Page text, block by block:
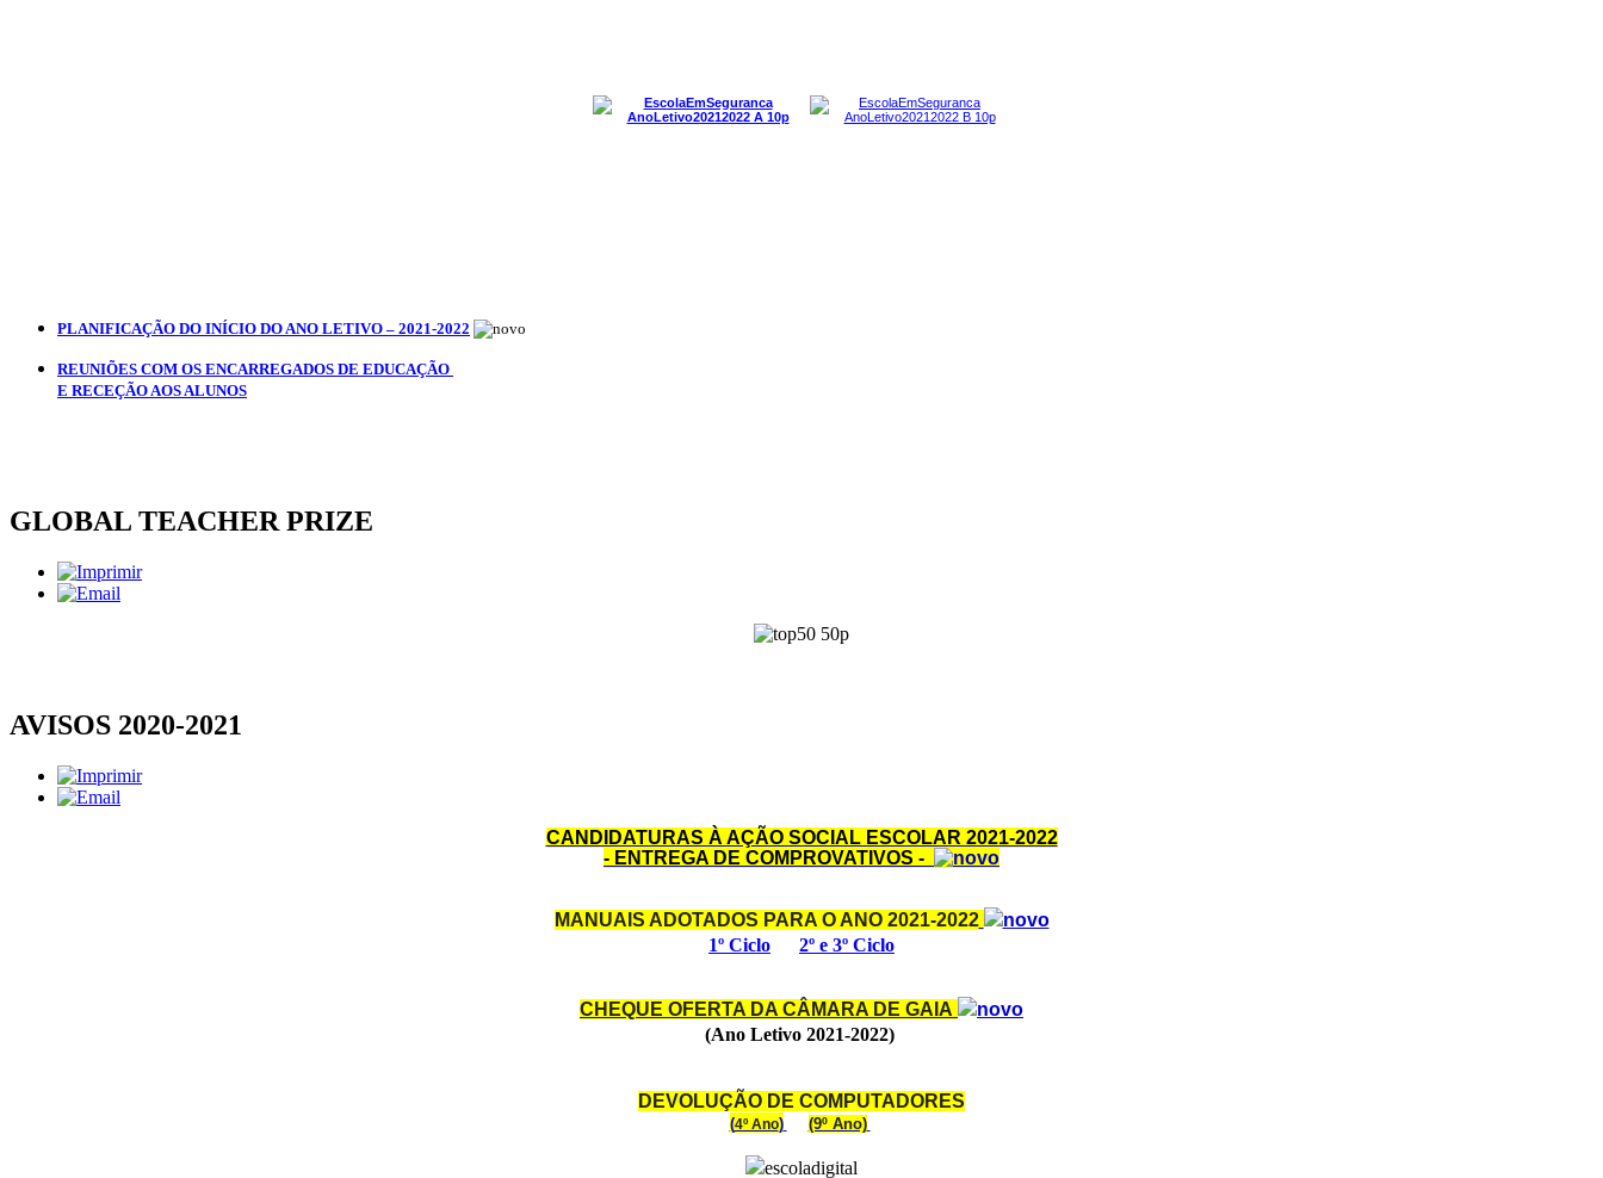
PLANIFICAÇÃO DO INÍCIO DO ANO LETIVO – 2021-2022
REUNIÕES COM OS ENCARREGADOS DE EDUCAÇÃO
E RECEÇÃO AOS ALUNOS
GLOBAL TEACHER PRIZE
AVISOS 2020-2021
CANDIDATURAS À AÇÃO SOCIAL ESCOLAR 2021-2022
- ENTREGA DE COMPROVATIVOS -
MANUAIS ADOTADOS PARA O ANO 2021-2022
1º Ciclo
2º e 3º Ciclo
CHEQUE OFERTA DA CÂMARA DE GAIA
(Ano Letivo 2021-2022)
DEVOLUÇÃO DE COMPUTADORES
(4º Ano) (9º Ano)